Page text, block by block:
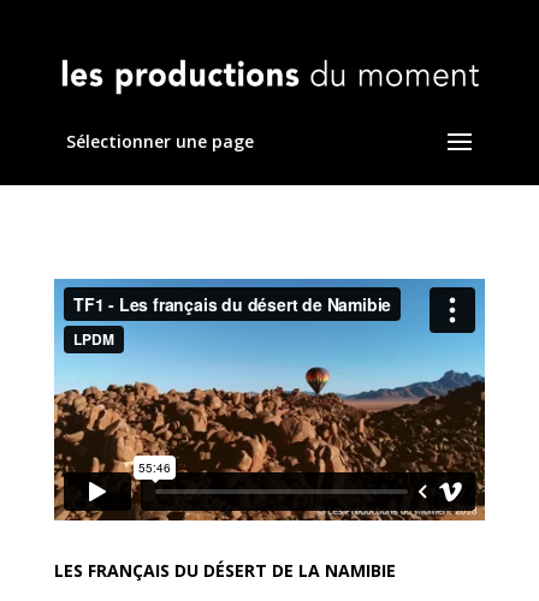
Sélectionner une page
LES FRANÇAIS DU DÉSERT DE LA NAMIBIE